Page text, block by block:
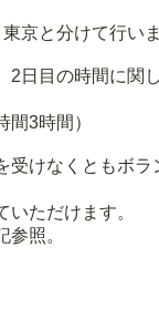
京と分けて行いま
日目の時間に関
3時間）
けなくともボラ
ただけます。
照。